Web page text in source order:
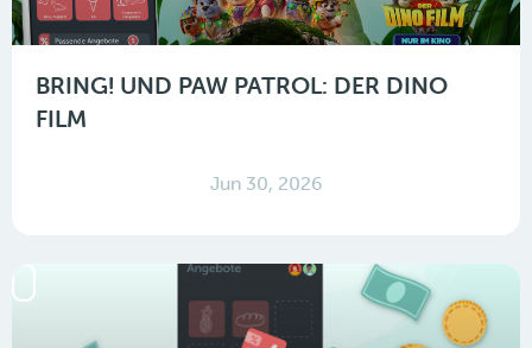
BRING! UND PAW PATROL: DER DINO
FILM
Jun 30, 2026